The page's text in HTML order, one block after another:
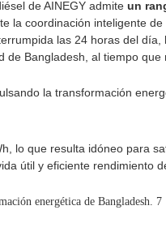
de AINEGY admite un
la coordinación inteligente
las 24 horas del día,
de Bangladesh, al tiempo que
lo que resulta idóneo para
útil y eficiente rendimiento